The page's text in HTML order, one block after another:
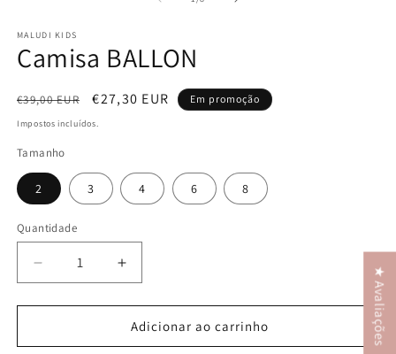
MALUDI KIDS
Camisa BALLON
Preço
normal
€39,00 EUR
Preço
de
€27,30 EUR Em promoção
Impostos incluídos.
Tamanho
2 3 4 6 8
Quantidade
Diminuir
a
quantidade
Camisa
Aumentar
a
quantidade
de
Camisa
Adicionar ao carrinho ★ Avaliações